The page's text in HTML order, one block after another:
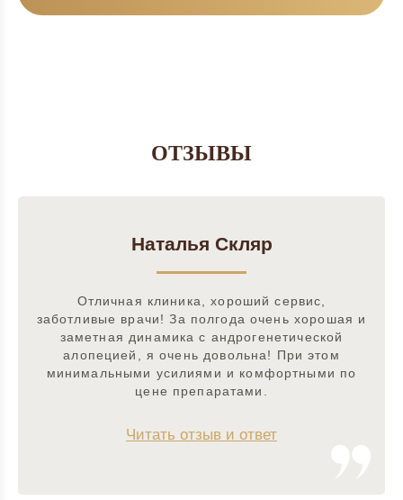
ОТЗЫВЫ
Наталья Скляр
Отличная клиника, хороший сервис,
заботливые врачи! За полгода очень хорошая и
заметная динамика с андрогенетической
алопецией, я очень довольна! При этом
минимальными усилиями и комфортными по
цене препаратами.
Читать отзыв и ответ